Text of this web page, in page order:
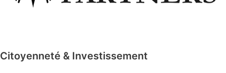
Citoyenneté & Investissement